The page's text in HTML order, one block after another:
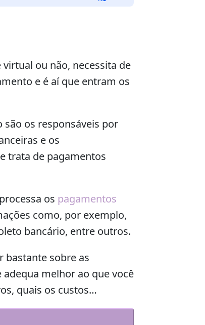
baixo
para
diminuir
ou não, necessita de
e é aí que entram os
são os responsáveis por
e os
trata de pagamentos
os pagamentos
como, por exemplo,
bancário, entre outros.
bastante sobre as
melhor ao que você
quais os custos…